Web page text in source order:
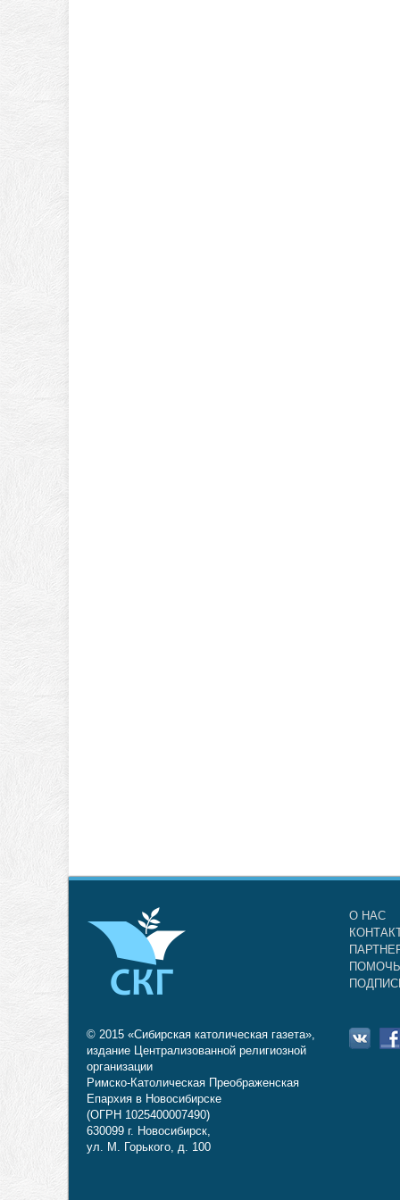
© 2015 «Сибирская католическая газета»,
издание Централизованной религиозной
организации
Римско-Католическая Преображенская
Епархия в Новосибирске
(ОГРН 1025400007490)
630099 г. Новосибирск,
ул. М. Горького, д. 100
О НАС